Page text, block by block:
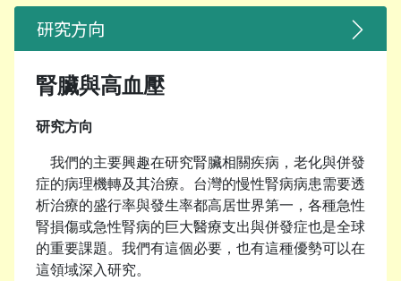
研究方向
腎臟與高血壓
研究方向
我們的主要興趣在研究腎臟相關疾病，老化與併發
症的病理機轉及其治療。台灣的慢性腎病病患需要透
析治療的盛行率與發生率都高居世界第一，各種急性
腎損傷或急性腎病的巨大醫療支出與併發症也是全球
的重要課題。我們有這個必要，也有這種優勢可以在
這領域深入研究。